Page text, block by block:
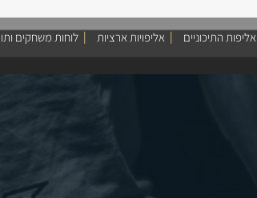
אליפות התיכוניים אליפויות ארציות לוחות משחקים